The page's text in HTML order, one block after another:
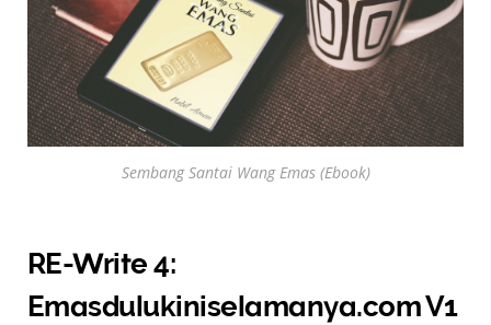
Sembang Santai Wang Emas (Ebook)
RE-Write 4:
Emasdulukiniselamanya.com V1